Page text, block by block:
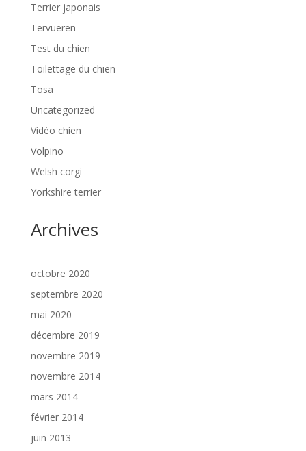
Terrier japonais
Tervueren
Test du chien
Toilettage du chien
Tosa
Uncategorized
Vidéo chien
Volpino
Welsh corgi
Yorkshire terrier
Archives
octobre 2020
septembre 2020
mai 2020
décembre 2019
novembre 2019
novembre 2014
mars 2014
février 2014
juin 2013